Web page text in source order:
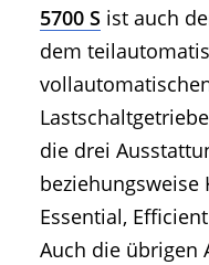
5700 S ist auch
dem
die drei
beziehungsweise
Essential,
Auch die übrigen